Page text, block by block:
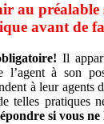
au préalable
avant de
Il
l’agent à son
à leur agents
telles pratiques
si vous